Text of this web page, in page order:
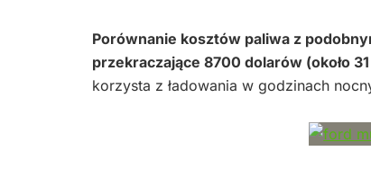
Porównanie kosztów paliwa z
przekraczające 8700 dolarów (około
korzysta z ładowania w godzinach